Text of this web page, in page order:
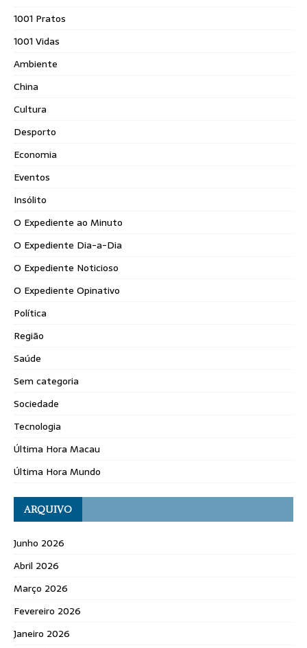
1001 Pratos
1001 Vidas
Ambiente
China
Cultura
Desporto
Economia
Eventos
Insólito
O Expediente ao Minuto
O Expediente Dia-a-Dia
O Expediente Noticioso
O Expediente Opinativo
Política
Região
Saúde
Sem categoria
Sociedade
Tecnologia
Última Hora Macau
Última Hora Mundo
ARQUIVO
Junho 2026
Abril 2026
Março 2026
Fevereiro 2026
Janeiro 2026